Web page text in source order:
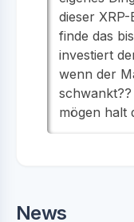
dieser
finde das
investiert
wenn der
mögen halt
News